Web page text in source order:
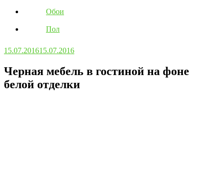
Обои
Пол
15.07.201615.07.2016
Черная мебель в гостиной на фоне
белой отделки